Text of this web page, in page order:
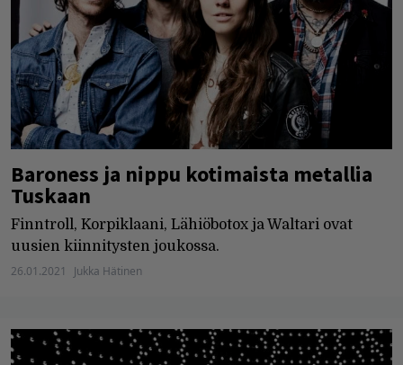
Baroness ja nippu kotimaista metallia
Tuskaan
Finntroll, Korpiklaani, Lähiöbotox ja Waltari ovat
uusien kiinnitysten joukossa.
26.01.2021 Jukka Hätinen